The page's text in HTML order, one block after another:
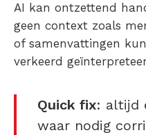
AI kan ontzettend
geen context zoals
of samenvattingen
verkeerd
Quick fix: altijd
waar nodig